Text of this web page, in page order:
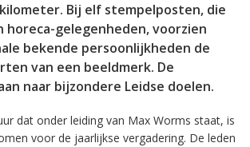
Bij elf stempelposten, die
horeca-gelegenheden, voorzien
bekende persoonlijkheden de
van een beeldmerk. De
naar bijzondere Leidse doelen.
dat onder leiding van Max Worms staat, is
voor de jaarlijkse vergadering. De leden